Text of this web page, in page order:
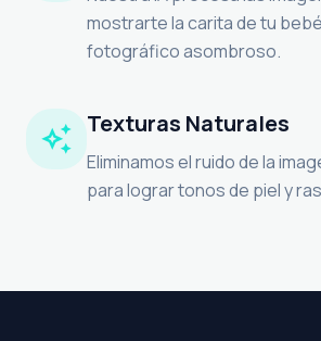
mostrarte la carita de tu
fotográfico asombroso.
auto_awesome Texturas Naturales
Eliminamos el ruido de la
para lograr tonos de piel y